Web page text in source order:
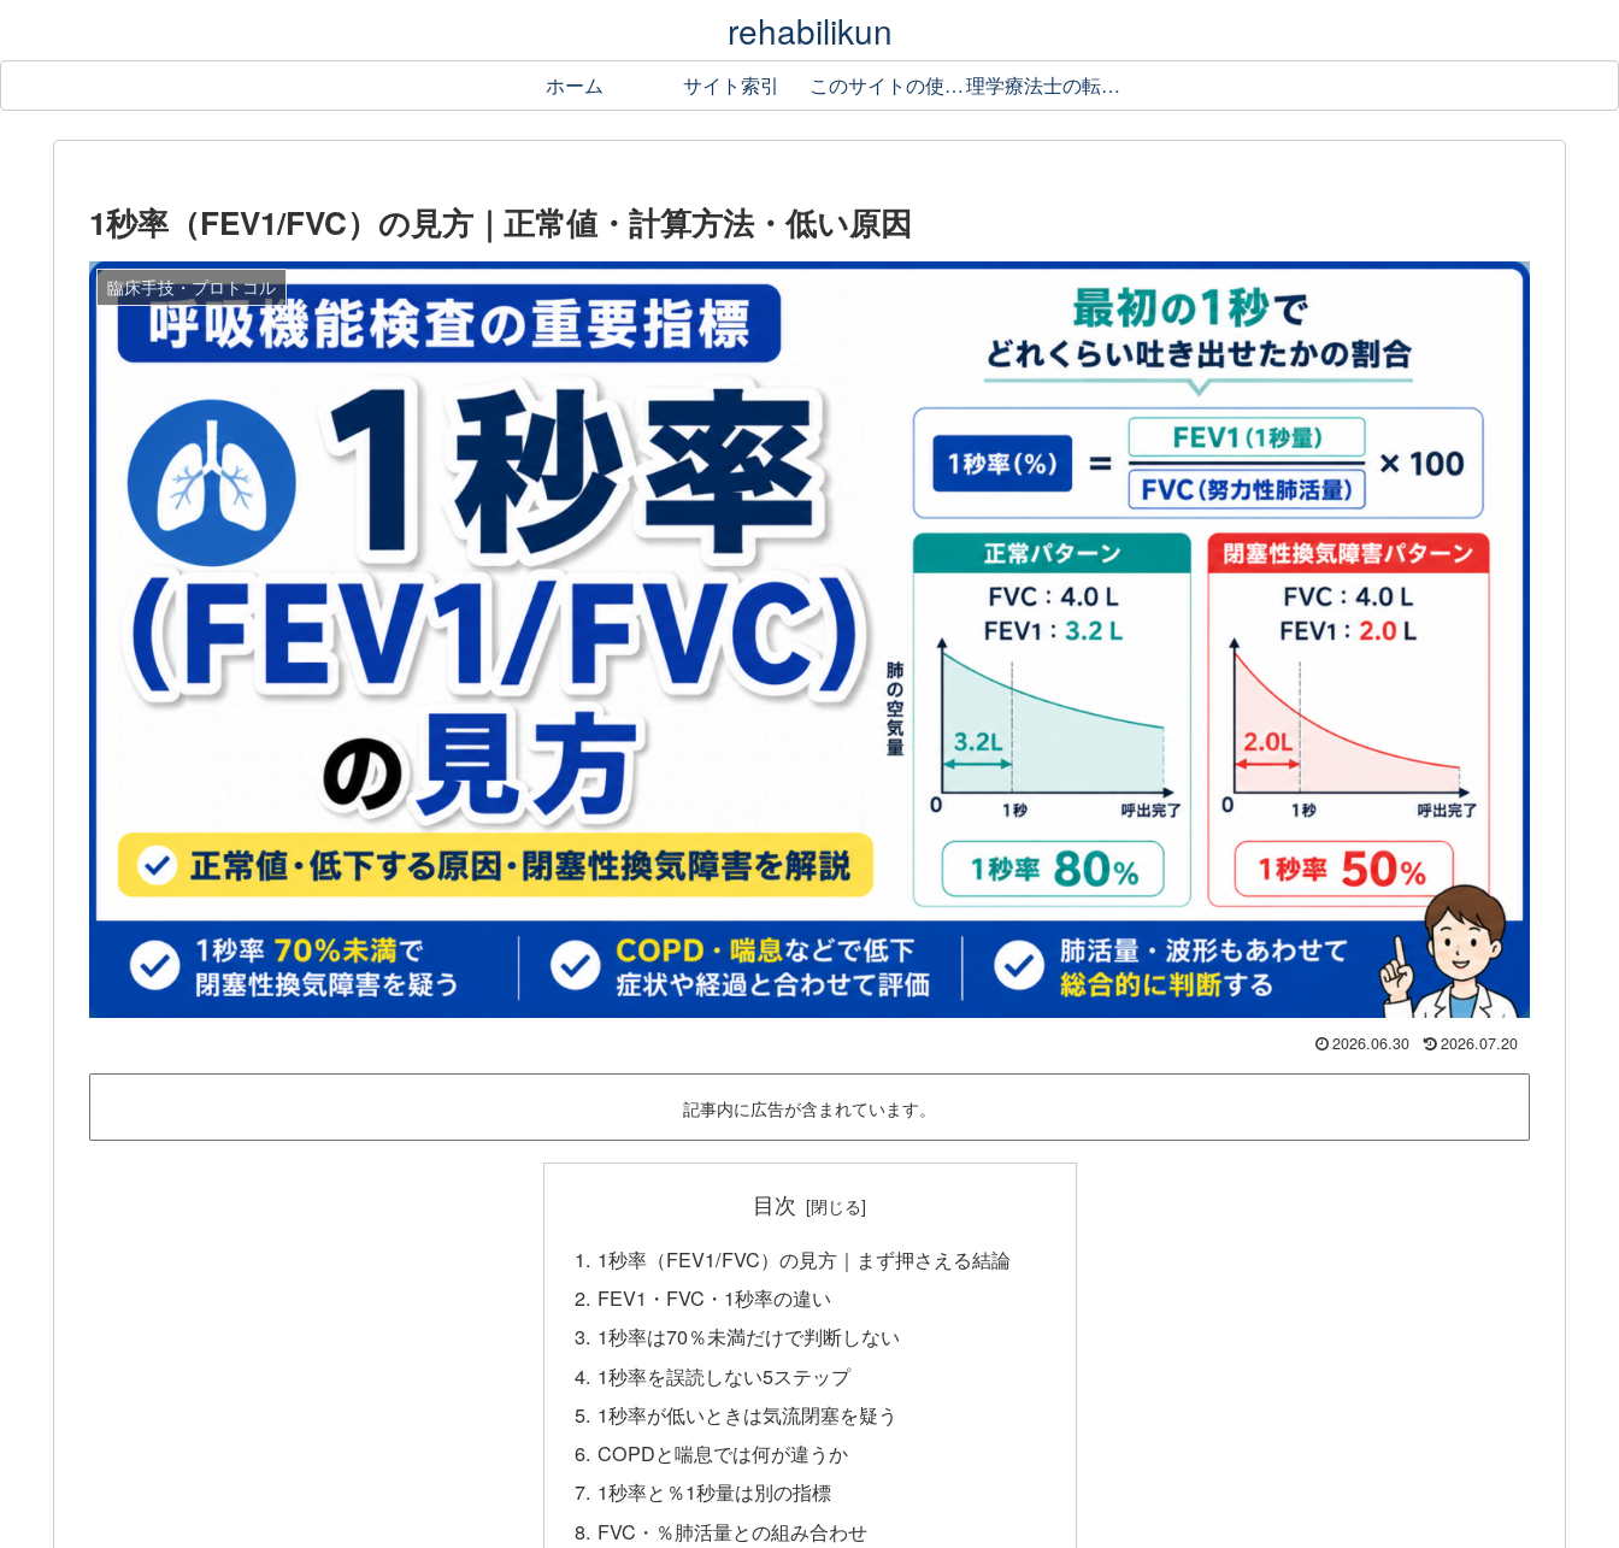
rehabilikun
ホーム サイト索引 このサイトの使い方 理学療法士の転職ガイド
1秒率（FEV1/FVC）の見方｜正常値・計算方法・低い原因
臨床手技・プロトコル
2026.06.30 2026.07.20
記事内に広告が含まれています。
目次
1秒率（FEV1/FVC）の見方｜まず押さえる結論
FEV1・FVC・1秒率の違い
1秒率は70％未満だけで判断しない
1秒率を誤読しない5ステップ
1秒率が低いときは気流閉塞を疑う
COPDと喘息では何が違うか
1秒率と％1秒量は別の指標
FVC・％肺活量との組み合わせ